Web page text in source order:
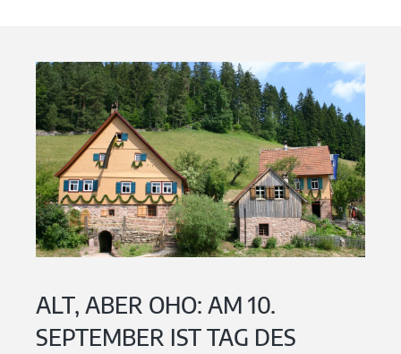
ALT, ABER OHO: AM 10.
SEPTEMBER IST TAG DES